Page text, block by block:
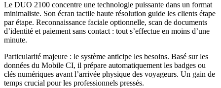
Le DUO 2100 concentre une technologie puissante dans un format
minimaliste. Son écran tactile haute résolution guide les clients étape
par étape. Reconnaissance faciale optionnelle, scan de documents
d’identité et paiement sans contact : tout s’effectue en moins d’une
minute.
Particularité majeure : le système anticipe les besoins. Basé sur les
données du Mobile CI, il prépare automatiquement les badges ou
clés numériques avant l’arrivée physique des voyageurs. Un gain de
temps crucial pour les professionnels pressés.